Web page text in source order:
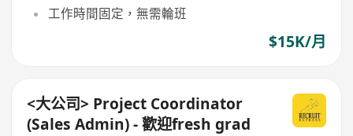
工作時間固定，無需輪班
$15K/月
<大公司> Project Coordinator
(Sales Admin) - 歡迎fresh grad